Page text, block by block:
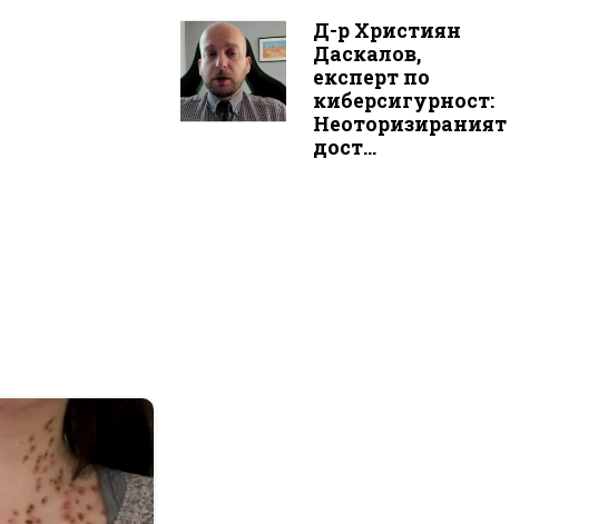
Д-р Християн
Даскалов,
експерт по
киберсигурност:
Неоторизираният
дост...